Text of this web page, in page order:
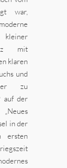
war,
mit
klaren
und
zu
auf der
in der
ersten